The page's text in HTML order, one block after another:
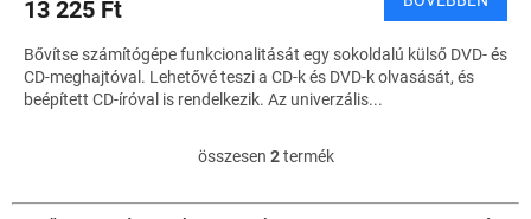
13 225 Ft
Bővítse számítógépe funkcionalitását egy sokoldalú külső DVD- és
CD-meghajtóval. Lehetővé teszi a CD-k és DVD-k olvasását, és
beépített CD-íróval is rendelkezik. Az univerzális...
L
s
összesen 2termék